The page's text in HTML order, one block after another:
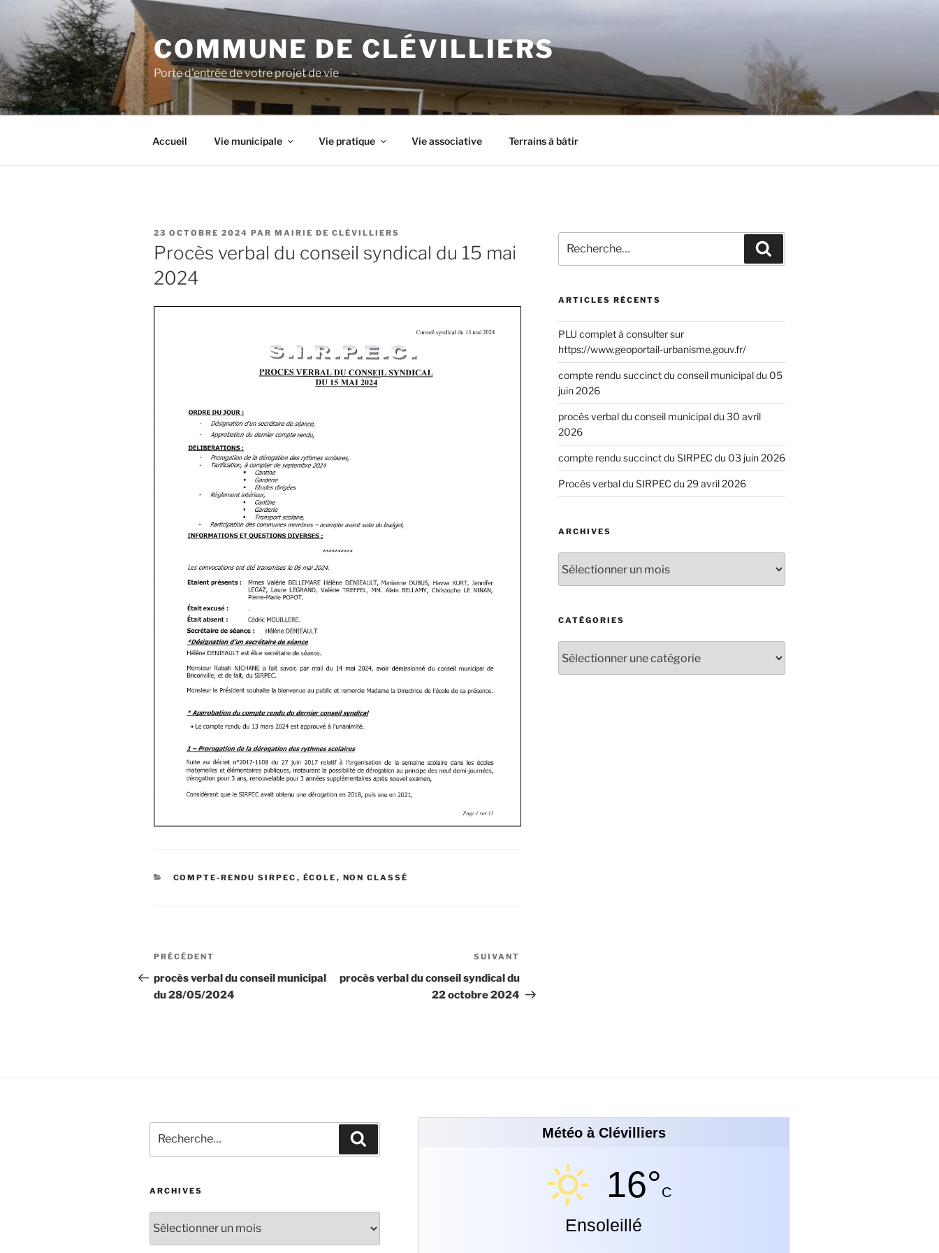
COMMUNE DE CLÉVILLIERS
Porte d'entrée de votre projet de vie
Accueil Vie municipale Vie pratique Vie associative Terrains à bâtir
23 OCTOBRE 2024 PAR MAIRIE DE CLÉVILLIERS
Procès verbal du conseil syndical du 15 mai
2024
COMPTE-RENDU SIRPEC , ÉCOLE , NON CLASSÉ
PRÉCÉDENT
procès verbal du conseil municipal
du 28/05/2024
SUIVANT
procès verbal du conseil syndical du
22 octobre 2024
ARTICLES RÉCENTS
PLU complet à consulter sur
https://www.geoportail-urbanisme.gouv.fr/
compte rendu succinct du conseil municipal du 05
juin 2026
procès verbal du conseil municipal du 30 avril
2026
compte rendu succinct du SIRPEC du 03 juin 2026
Procès verbal du SIRPEC du 29 avril 2026
ARCHIVES
CATÉGORIES
ARCHIVES
Météo à Clévilliers
16°C
Ensoleillé